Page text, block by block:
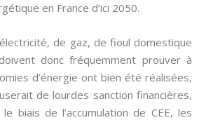
en France d’ici 2050.
de gaz, de fioul domestique
donc fréquemment prouver à
d’énergie ont bien été réalisées,
de lourdes sanction financières,
biais de l’accumulation de CEE, les